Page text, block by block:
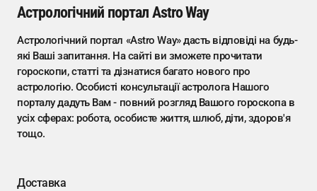
Астрологічний портал Astro Way
Астрологічний портал «Astro Way» дасть відповіді на будь-
які Ваші запитання. На сайті ви зможете прочитати
гороскопи, статті та дізнатися багато нового про
астрологію. Особисті консультації астролога Нашого
порталу дадуть Вам - повний розгляд Вашого гороскопа в
усіх сферах: робота, особисте життя, шлюб, діти, здоров'я
тощо.
Доставка